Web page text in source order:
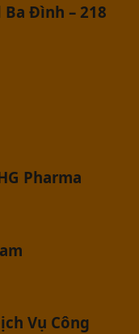
Đình – 218
Pharma
Vụ Công